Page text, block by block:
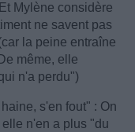
Mylène considère
ne savent pas
la peine entraîne
même, elle
n'a perdu")
s'en fout" : On
n'en a plus "du